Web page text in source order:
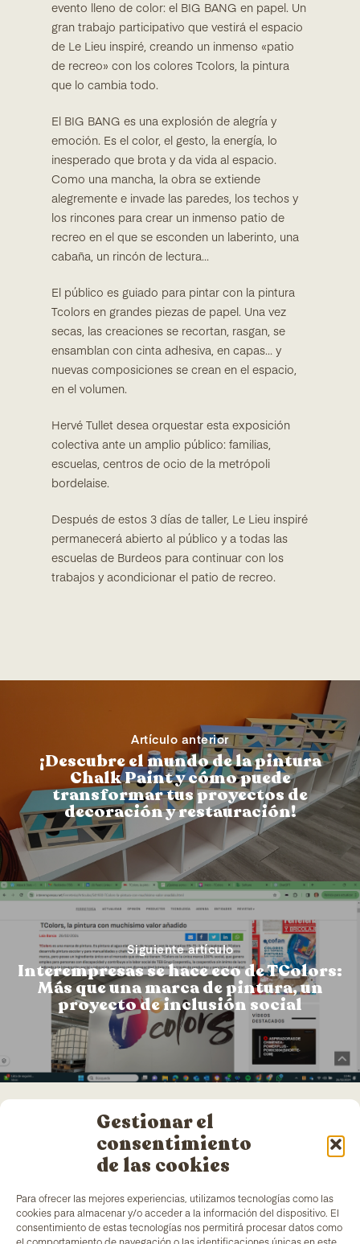
Gestionar el
consentimiento
de las cookies
Para ofrecer las mejores experiencias, utilizamos tecnologías como las
cookies para almacenar y/o acceder a la información del dispositivo. El
consentimiento de estas tecnologías nos permitirá procesar datos como
evento lleno de color: el BIG BANG en papel. Un
gran trabajo participativo que vestirá el espacio
de Le Lieu inspiré, creando un inmenso «patio
de recreo» con los colores Tcolors, la pintura
que lo cambia todo.
El BIG BANG es una explosión de alegría y
emoción. Es el color, el gesto, la energía, lo
inesperado que brota y da vida al espacio.
Como una mancha, la obra se extiende
alegremente e invade las paredes, los techos y
los rincones para crear un inmenso patio de
recreo en el que se esconden un laberinto, una
cabaña, un rincón de lectura…
El público es guiado para pintar con la pintura
Tcolors en grandes piezas de papel. Una vez
secas, las creaciones se recortan, rasgan, se
ensamblan con cinta adhesiva, en capas… y
nuevas composiciones se crean en el espacio,
en el volumen.
Hervé Tullet desea orquestar esta exposición
colectiva ante un amplio público: familias,
escuelas, centros de ocio de la metrópoli
bordelaise.
Después de estos 3 días de taller, Le Lieu inspiré
permanecerá abierto al público y a todas las
escuelas de Burdeos para continuar con los
trabajos y acondicionar el patio de recreo.
Artículo anterior
¡Descubre el mundo de la pintura
Chalk Paint y cómo puede
transformar tus proyectos de
decoración y restauración!
Siguiente artículo
Interempresas se hace eco de TColors:
Más que una marca de pintura, un
proyecto de inclusión social